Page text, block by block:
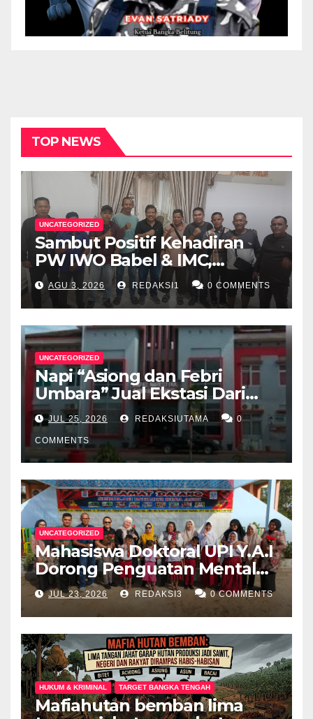
TOP NEWS
UNCATEGORIZED
Sambut Positif Kehadiran
PW IWO Babel & IMC,
Walikota Pangkalpinang
Apresiasi Peran Media Online
AGU 3, 2026 REDAKSI1 0 COMMENTS
UNCATEGORIZED
Napi “Asiong dan Febri
Umbara” Jual Ekstasi Dari
Dalam Lapas Rp 12 Juta/40
Butir
JUL 25, 2026 REDAKSIUTAMA 0
COMMENTS
UNCATEGORIZED
Mahasiswa Doktoral UPI Y.A.I
Dorong Penguatan Mental
Keluarga Anak
Berkebutuhan Khusus di
Palembang
JUL 23, 2026 REDAKSI3 0 COMMENTS
HUKUM & KRIMINAL TARGET BANGKA TENGAH
Mafiahutan bemban lima